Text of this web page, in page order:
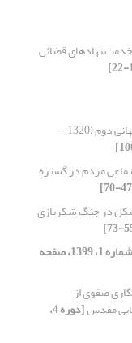
نهادهای قضائی
تحلیل مؤلفه‌های تبعید تبعیدیان جنگ جهانی دوم (1320-
مردم در گستره
در جنگ شکریازی
[دوره 4، شماره 1، 1399، صفحه
صفوی از
مقدس [دوره 4،